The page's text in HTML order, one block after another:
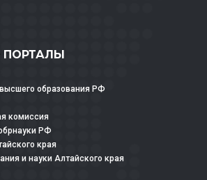
ПОРТАЛЫ
образования РФ
комиссия
РФ
края
и науки Алтайского края